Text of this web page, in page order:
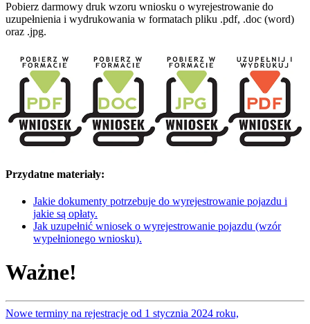
Pobierz darmowy druk wzoru wniosku o wyrejestrowanie do
uzupełnienia i wydrukowania w formatach pliku .pdf, .doc (word)
oraz .jpg.
Przydatne materiały:
Jakie dokumenty potrzebuje do wyrejestrowanie pojazdu i
jakie są opłaty.
Jak uzupełnić wniosek o wyrejestrowanie pojazdu (wzór
wypełnionego wniosku).
Ważne!
Nowe terminy na rejestracje od 1 stycznia 2024 roku,